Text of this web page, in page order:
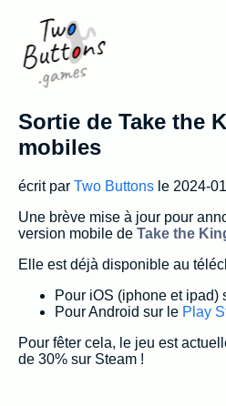
Blog
Take the
Assets &
Le
Sortie de Take the
mobiles
écrit par Two Buttons le 2024-
Une brève mise à jour pour
version mobile de Take the
Elle est déjà disponible au
Pour iOS (iphone et ipad)
Pour Android sur le Play
Pour fêter cela, le jeu est
de 30% sur Steam !